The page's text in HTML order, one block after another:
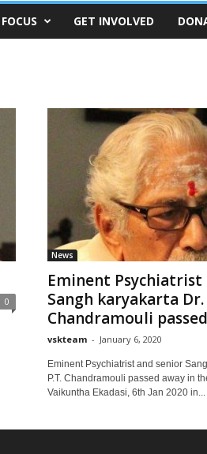
FOCUS GET INVOLVED
0
News
Eminent Psychiatrist
Sangh karyakarta Dr.
Chandramouli
vskteam - January 6, 2020
Eminent Psychiatrist and senior
P.T. Chandramouli passed away in
Vaikuntha Ekadasi, 6th Jan 2020 in...